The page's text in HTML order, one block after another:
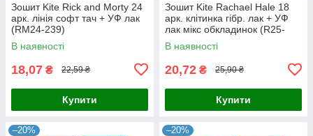
Зошит Kite Rick and Morty 24
арк. лінія софт тач + УФ лак
(RM24-239)
В наявності
18,07 ₴ 22,59 ₴
Купити
Зошит Kite Rachael Hale 18
арк. клітинка гібр. лак + УФ
лак мікс обкладинок (R25-
236)
В наявності
20,72 ₴ 25,90 ₴
Купити
–20% –20%